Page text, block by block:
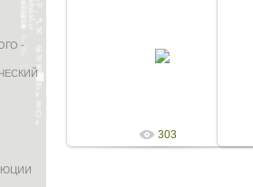
-
303